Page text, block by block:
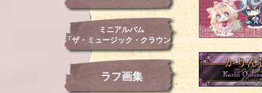
ミニアルバム
「ザ・ミュージック・クラウン」
ラフ画集